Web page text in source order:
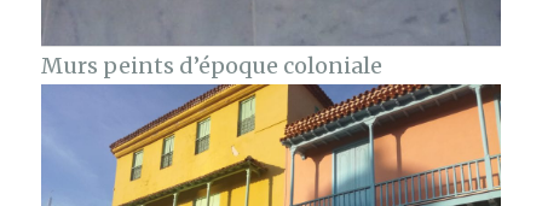
Murs peints d’époque coloniale